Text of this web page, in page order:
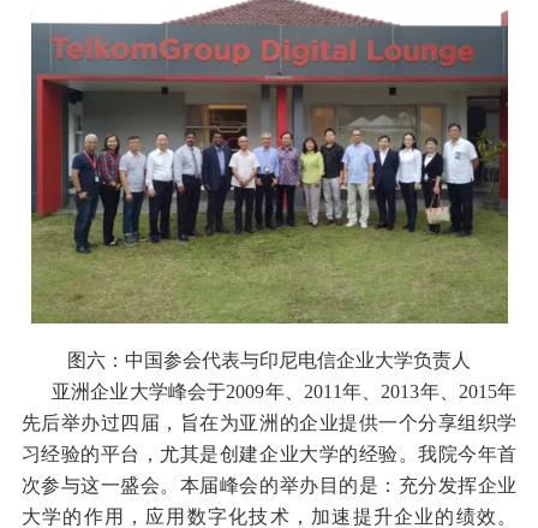
图六：中国参会代表与印尼电信企业大学负责人
亚洲企业大学峰会于2009年、2011年、2013年、2015年
先后举办过四届，旨在为亚洲的企业提供一个分享组织学
习经验的平台，尤其是创建企业大学的经验。我院今年首
次参与这一盛会。本届峰会的举办目的是：充分发挥企业
大学的作用，应用数字化技术，加速提升企业的绩效。